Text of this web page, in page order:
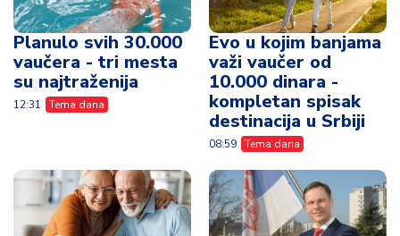
Planulo svih 30.000
vaučera - tri mesta
su najtraženija
12:31 Tema dana
Evo u kojim banjama
važi vaučer od
10.000 dinara -
kompletan spisak
destinacija u Srbiji
08:59 Tema dana